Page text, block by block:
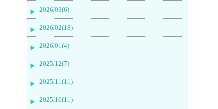
2026/03(6)
2026/02(18)
2026/01(4)
2025/12(7)
2025/11(11)
2025/10(11)